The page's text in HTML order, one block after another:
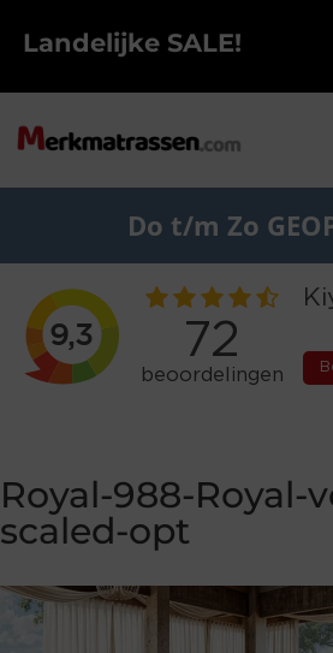
Landelijke SALE!
Do t/m Zo
Royal-988-Royal-
scaled-opt